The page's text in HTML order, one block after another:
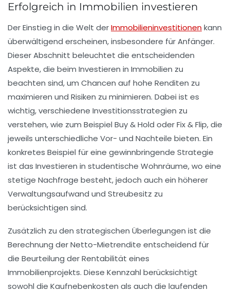
Erfolgreich in Immobilien investieren
Der Einstieg in die Welt derImmobilieninvestitionenkann
überwältigend erscheinen, insbesondere fürAnfänger.
Dieser Abschnitt beleuchtet die entscheidenden
Aspekte, die beim Investieren in Immobilien zu
beachten sind, um Chancen auf hohe Renditen zu
maximieren und Risiken zu minimieren. Dabei ist es
wichtig, verschiedene Investitionsstrategien zu
verstehen, wie zum Beispiel Buy & Hold oderFix & Flip, die
jeweils unterschiedliche Vor- und Nachteile bieten. Ein
konkretes Beispiel für eine gewinnbringende Strategie
ist das Investieren in studentische Wohnräume, wo eine
stetige Nachfrage besteht, jedoch auch ein höherer
Verwaltungsaufwand und Streubesitz zu
berücksichtigen sind.
Zusätzlich zu den strategischen Überlegungen ist die
Berechnung derNetto-Mietrendite entscheidend für
die Beurteilung der Rentabilität eines
Immobilienprojekts. Diese Kennzahl berücksichtigt
sowohl die Kaufnebenkosten als auch die laufenden